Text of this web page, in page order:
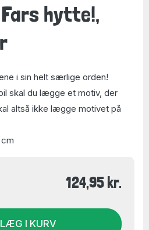
hytte!,
i sin helt særlige orden!
skal du lægge et motiv, der
altså ikke lægge motivet på
124,95 kr.
LÆG I KURV